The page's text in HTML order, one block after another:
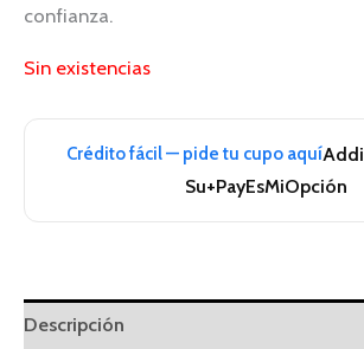
confianza.
Sin existencias
Crédito fácil — pide tu cupo aquíAddi
Su+PayEsMiOpción
Descripción